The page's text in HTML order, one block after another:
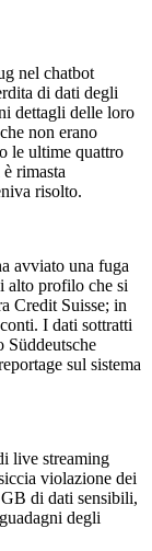
nel chatbot
di dati degli
dettagli delle loro
non erano
le ultime quattro
rimasta
risolto.
avviato una fuga
alto profilo che si
Credit Suisse; in
I dati sottratti
Süddeutsche
sul sistema
live streaming
violazione dei
di dati sensibili,
degli